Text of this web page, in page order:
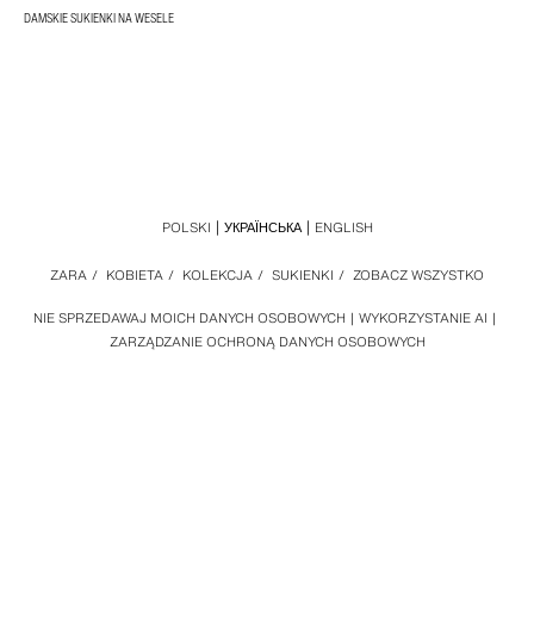
DAMSKIE SUKIENKI NA WESELE
NIE SPRZEDAWAJ MOICH DANYCH OSOBOWYCH
WYKORZYSTANIE AI
ZARZĄDZANIE OCHRONĄ DANYCH OSOBOWYCH
ZARA / KOBIETA / KOLEKCJA / SUKIENKI / ZOBACZ WSZYSTKO
POLSKI УКРАЇНСЬКА ENGLISH